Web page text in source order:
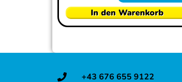
In den Warenkorb
+43 676 655 9122